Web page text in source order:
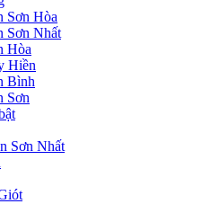
Sơn Hòa
Sơn Nhất
Hòa
Hiền
Bình
Sơn
Sơn Nhất